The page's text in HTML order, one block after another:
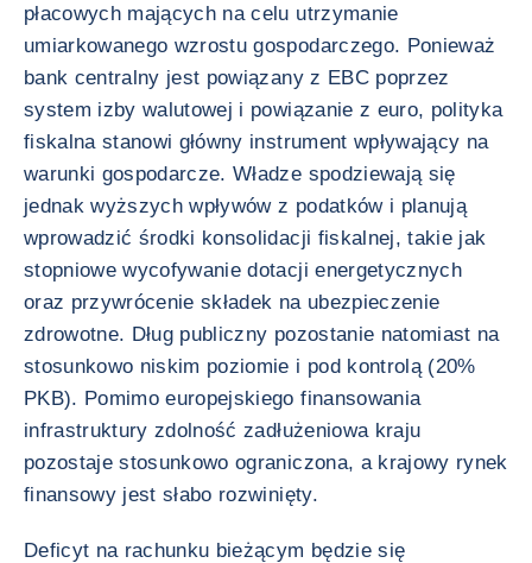
płacowych mających na celu utrzymanie
umiarkowanego wzrostu gospodarczego. Ponieważ
bank centralny jest powiązany z EBC poprzez
system izby walutowej i powiązanie z euro, polityka
fiskalna stanowi główny instrument wpływający na
warunki gospodarcze. Władze spodziewają się
jednak wyższych wpływów z podatków i planują
wprowadzić środki konsolidacji fiskalnej, takie jak
stopniowe wycofywanie dotacji energetycznych
oraz przywrócenie składek na ubezpieczenie
zdrowotne. Dług publiczny pozostanie natomiast na
stosunkowo niskim poziomie i pod kontrolą (20%
PKB). Pomimo europejskiego finansowania
infrastruktury zdolność zadłużeniowa kraju
pozostaje stosunkowo ograniczona, a krajowy rynek
finansowy jest słabo rozwinięty.
Deficyt na rachunku bieżącym będzie się